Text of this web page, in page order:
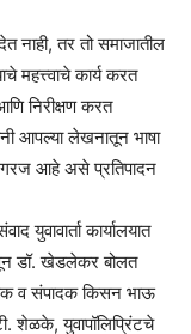
नाही, तर तो समाजातील
महत्त्वाचे कार्य करत
निरीक्षण करत
आपल्या लेखनातून भाषा
गरज आहे असे प्रतिपादन
युवावार्ता कार्यालयात
डॉ. खेडलेकर बोलत
व संपादक किसन भाऊ
शेळके, युवापॉलिप्रिंटचे